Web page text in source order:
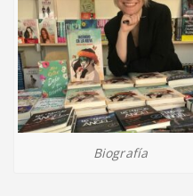
Biografía